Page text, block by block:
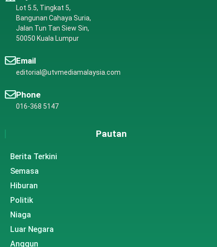
Lot 5.5, Tingkat 5,
Bangunan Cahaya Suria,
Jalan Tun Tan Siew Sin,
50050 Kuala Lumpur
Email
editorial@utvmediamalaysia.com
Phone
016-368 5147
Pautan
Berita Terkini
Semasa
Hiburan
Politik
Niaga
Luar Negara
Anggun